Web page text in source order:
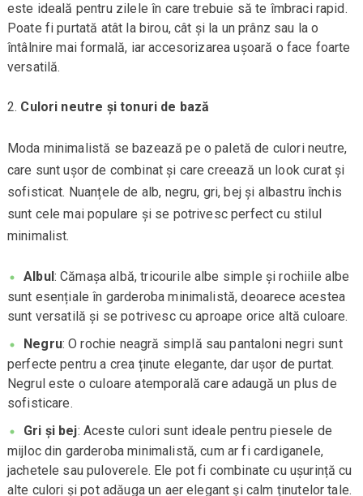
este ideală pentru zilele în care trebuie să te îmbraci rapid.
Poate fi purtată atât la birou, cât și la un prânz sau la o
întâlnire mai formală, iar accesorizarea ușoară o face foarte
versatilă.
Culori neutre și tonuri de bază
Moda minimalistă se bazează pe o paletă de culori neutre,
care sunt ușor de combinat și care creează un look curat și
sofisticat. Nuanțele de alb, negru, gri, bej și albastru închis
sunt cele mai populare și se potrivesc perfect cu stilul
minimalist.
Albul : Cămașa albă, tricourile albe simple și rochiile albe
sunt esențiale în garderoba minimalistă, deoarece acestea
sunt versatilă și se potrivesc cu aproape orice altă culoare.
Negru: O rochie neagră simplă sau pantaloni negri sunt
perfecte pentru a crea ținute elegante, dar ușor de purtat.
Negrul este o culoare atemporală care adaugă un plus de
sofisticare.
Gri și bej: Aceste culori sunt ideale pentru piesele de
mijloc din garderoba minimalistă, cum ar fi cardiganele,
jachetele sau puloverele. Ele pot fi combinate cu ușurință cu
alte culori și pot adăuga un aer elegant și calm ținutelor tale.